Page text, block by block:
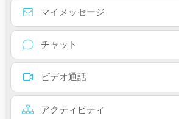
マイメッセージ
チャット
ビデオ通話
アクティビティ